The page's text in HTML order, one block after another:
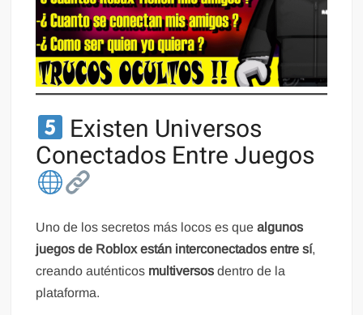
Existen Universos
Conectados Entre Juegos
Uno de los secretos más locos es quealgunos
juegos de Roblox están interconectados entre sí,
creando auténticos multiversos dentro de la
plataforma.